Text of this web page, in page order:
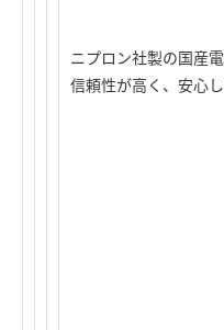
ニプロン社製の国産
信頼性が高く、安心